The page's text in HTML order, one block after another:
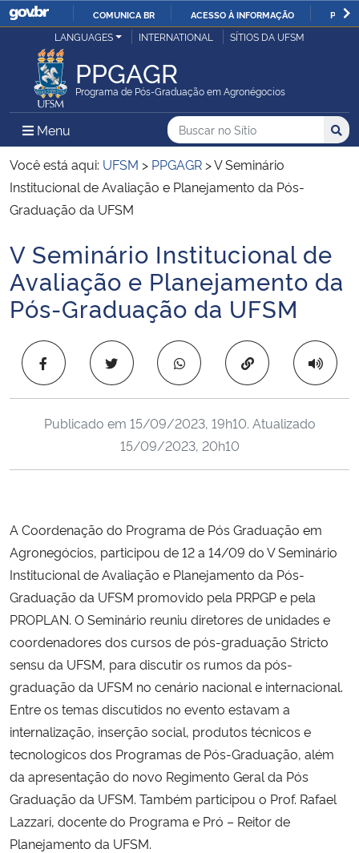
IR
COMUNICA BR ACESSO À INFORMAÇÃO
Ministério da Justiça e Segurança Pública
Ministério da Defesa
Ministério das Relações Exteriores
Ministério da Economia
Ministério da Infraestrutura
Ministério da Agricultura, Pecuária e Abastecimento
Ministério da Cidadania
Ministério do Meio Ambiente
Ministério do Turismo
Ministério do Desenvolvimento Regional
Controladoria-Geral da União
Ministério da Mulher, da Família e dos Direitos Humanos
Secretaria-Geral
Secretaria de Governo
Gabinete de Segurança Institucional
LANGUAGES INTERNATIONAL SÍTIOS DA UFSM
PPGAGR
Programa de Pós-Graduação em Agronégocios
Menu Menu Principal do Sítio
Busca
Buscar no no Sítio
Busca:
Você está aqui: UFSM > PPGAGR >V Seminário
Institucional de Avaliação e Planejamento da Pós-
Graduação da UFSM
Início do conteúdo
V Seminário Institucional de
Avaliação e Planejamento da
Pós-Graduação da UFSM
Copiar para área
Publicado em 15/09/2023, 19h10. Atualizado
15/09/2023, 20h10
A Coordenação do Programa de Pós Graduação em
Agronegócios, participou de 12 a 14/09 do V Seminário
Institucional de Avaliação e Planejamento da Pós-
Graduação da UFSM promovido pela PRPGP e pela
PROPLAN. O Seminário reuniu diretores de unidades e
coordenadores dos cursos de pós-graduação Stricto
sensu da UFSM, para discutir os rumos da pós-
graduação da UFSM no cenário nacional e internacional.
Entre os temas discutidos no evento estavam a
internalização, inserção social, produtos técnicos e
tecnologicos dos Programas de Pós-Graduação, além
da apresentação do novo Regimento Geral da Pós
Graduação da UFSM. Também participou o Prof. Rafael
Lazzari, docente do Programa e Pró – Reitor de
Planejamento da UFSM.